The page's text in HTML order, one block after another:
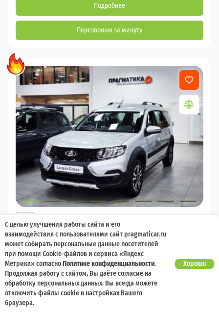
Подробнее
Перезвоним за минуту
LADA Largus
Есть предложение?
Улучшим! Ваш кешбек
2 017 000 ₽
1 477 600₽ от 21 729 ₽/мес
Механическая
С целью улучшения работы сайта и его
взаимодействия с пользователями сайт pragmaticar.ru
может собирать персональные данные посетителей
при помощи Cookie-файлов и сервиса «Яндекс
Метрика» согласноПолитике конфиденциальности.
Продолжая работу с сайтом, Вы даёте согласие на
обработку персональных данных. Вы всегда можете
отключить файлы cookie в настройках Вашего
браузера.
Хорошо